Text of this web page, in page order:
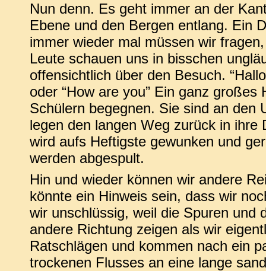
Nun denn. Es geht immer an der
Ebene und den Bergen entlang. Ein
immer wieder mal müssen wir
Leute schauen uns in bisschen
offensichtlich über den Besuch.
oder “How are you” Ein ganz
Schülern begegnen. Sie sind an den
legen den langen Weg zurück in
wird aufs Heftigste gewunken und
werden abgespult.
Hin und wieder können wir andere
könnte ein Hinweis sein, dass wir
wir unschlüssig, weil die Spuren und
andere Richtung zeigen als wir
Ratschlägen und kommen nach ein
trockenen Flusses an eine lange